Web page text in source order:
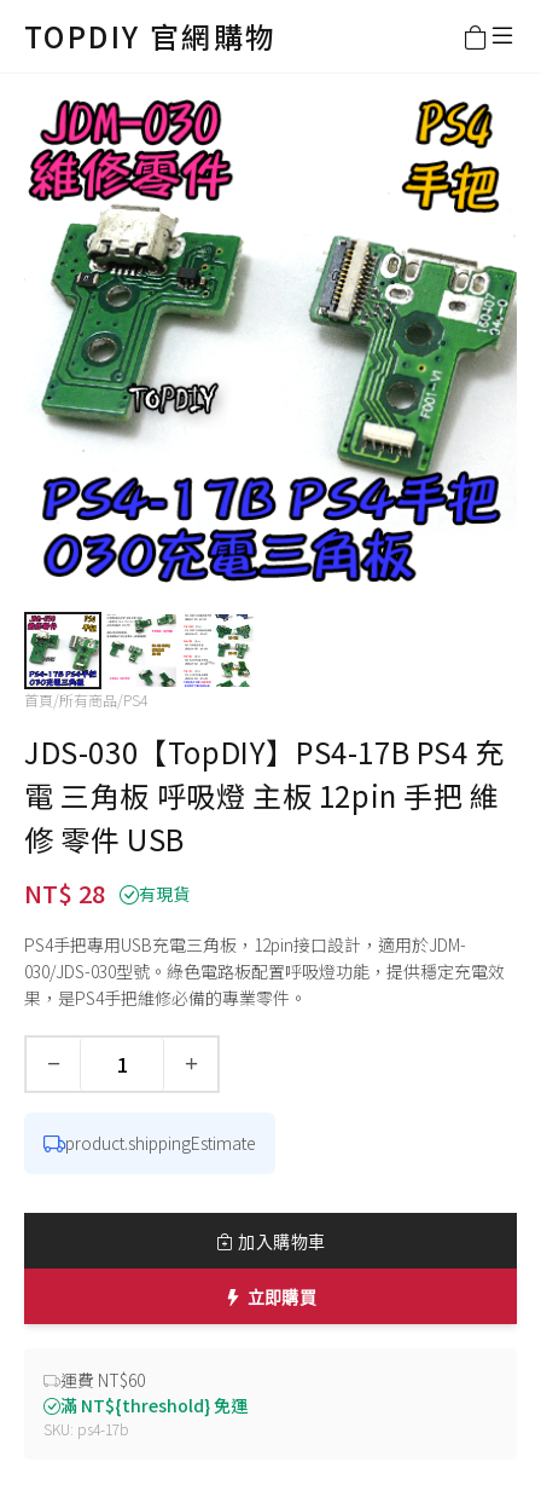
TOPDIY 官網購物
首頁/所有商品/PS4
JDS-030【TopDIY】PS4-17B PS4 充
電 三角板 呼吸燈 主板 12pin 手把 維
修 零件 USB
NT$ 28 有現貨
PS4手把專用USB充電三角板，12pin接口設計，適用於JDM-
030/JDS-030型號。綠色電路板配置呼吸燈功能，提供穩定充電效
果，是PS4手把維修必備的專業零件。
− +
product.shippingEstimate
加入購物車
立即購買
運費 NT$60
滿 NT${threshold} 免運
SKU: ps4-17b